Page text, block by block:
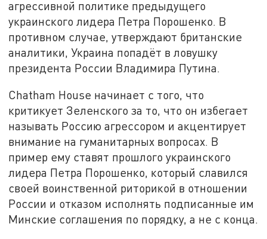
агрессивной политике предыдущего
украинского лидера Петра Порошенко. В
противном случае, утверждают британские
аналитики, Украина попадёт в ловушку
президента России Владимира Путина.
Chatham House начинает с того, что
критикует Зеленского за то, что он избегает
называть Россию агрессором и акцентирует
внимание на гуманитарных вопросах. В
пример ему ставят прошлого украинского
лидера Петра Порошенко, который славился
своей воинственной риторикой в отношении
России и отказом исполнять подписанные им
Минские соглашения по порядку, а не с конца.